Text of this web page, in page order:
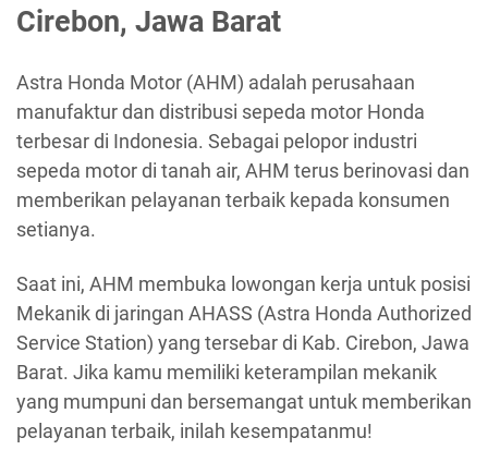
Cirebon, Jawa Barat
Astra Honda Motor (AHM) adalah perusahaan
manufaktur dan distribusi sepeda motor Honda
terbesar di Indonesia. Sebagai pelopor industri
sepeda motor di tanah air, AHM terus berinovasi dan
memberikan pelayanan terbaik kepada konsumen
setianya.
Saat ini, AHM membuka lowongan kerja untuk posisi
Mekanik di jaringan AHASS (Astra Honda Authorized
Service Station) yang tersebar di Kab. Cirebon, Jawa
Barat. Jika kamu memiliki keterampilan mekanik
yang mumpuni dan bersemangat untuk memberikan
pelayanan terbaik, inilah kesempatanmu!